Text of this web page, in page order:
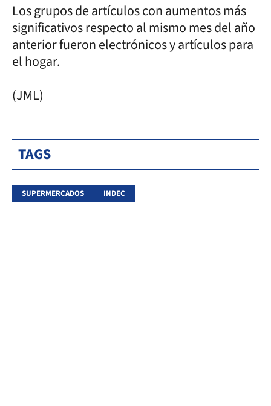
Los grupos de artículos con aumentos más
significativos respecto al mismo mes del año
anterior fueron electrónicos y artículos para
el hogar.
(JML)
TAGS
SUPERMERCADOS INDEC